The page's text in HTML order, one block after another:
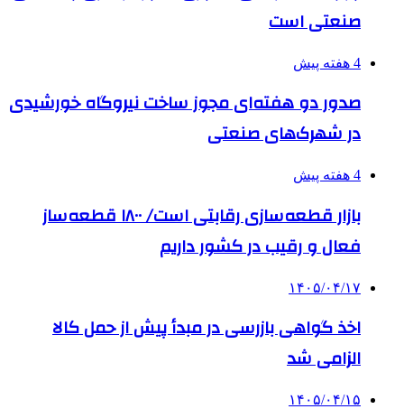
صنعتی است
4 هفته پیش
صدور دو هفته‌ای مجوز ساخت نیروگاه خورشیدی
در شهرک‌های صنعتی
4 هفته پیش
بازار قطعه‌سازی رقابتی است/ ۱۸۰۰ قطعه‌ساز
فعال و رقیب در کشور داریم
۱۴۰۵/۰۴/۱۷
اخذ گواهی بازرسی در مبدأ پیش از حمل کالا
الزامی شد
۱۴۰۵/۰۴/۱۵